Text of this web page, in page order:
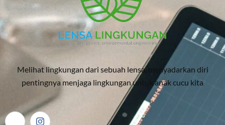
Melihat lingkungan dari sebuah lensa, menyadarkan diri
pentingnya menjaga lingkungan untuk anak cucu kita